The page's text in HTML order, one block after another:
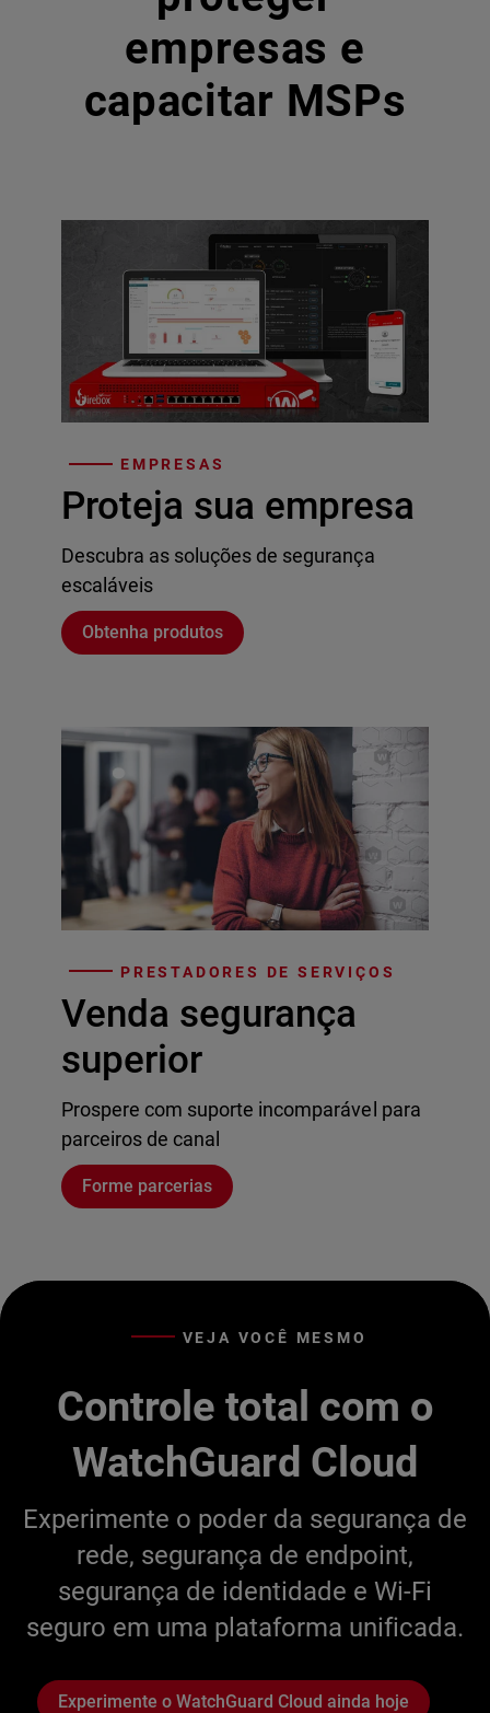
empresas e
capacitar MSPs
EMPRESAS
Proteja sua empresa
Descubra as soluções de segurança
escaláveis
Obtenha produtos
PRESTADORES DE SERVIÇOS
Venda segurança
superior
Prospere com suporte incomparável para
parceiros de canal
Forme parcerias
VEJA VOCÊ MESMO
Controle total com o
WatchGuard Cloud
Experimente o poder da segurança de
rede, segurança de endpoint,
segurança de identidade e Wi-Fi
seguro em uma plataforma unificada.
Experimente o WatchGuard Cloud ainda hoje